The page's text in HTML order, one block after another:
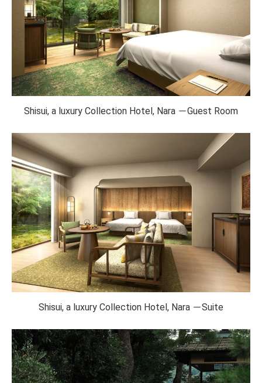
Shisui, a luxury Collection Hotel, Nara －Guest Room
Shisui, a luxury Collection Hotel, Nara －Suite